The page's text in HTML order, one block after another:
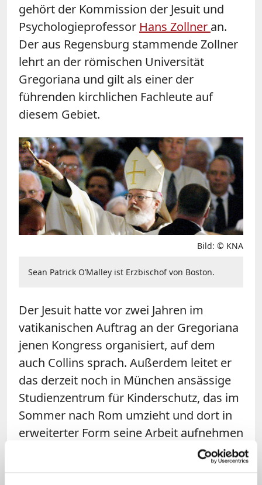
gehört der Kommission der Jesuit und
Psychologieprofessor Hans Zollner an.
Der aus Regensburg stammende Zollner
lehrt an der römischen Universität
Gregoriana und gilt als einer der
führenden kirchlichen Fachleute auf
diesem Gebiet.
Bild: © KNA
Sean Patrick O’Malley ist Erzbischof von Boston.
Der Jesuit hatte vor zwei Jahren im
vatikanischen Auftrag an der Gregoriana
jenen Kongress organisiert, auf dem
auch Collins sprach. Außerdem leitet er
das derzeit noch in München ansässige
Studienzentrum für Kinderschutz, das im
Sommer nach Rom umzieht und dort in
erweiterter Form seine Arbeit aufnehmen
wird. Die Einrichtung entwickelt unter
anderem ein über das Internet nutzbares